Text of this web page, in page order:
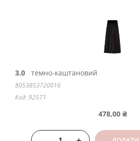
3.0 темно-каштановий
8053853720016
Код: 92571
478,00 ₴